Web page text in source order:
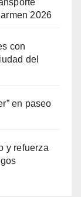
2026
con
del
en paseo
y refuerza